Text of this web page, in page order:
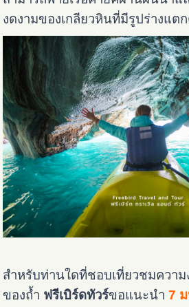
งดงามของเกลียวหินที่มีรูปร่างแต
สำหรับท่านใดที่ชอบเที่ยวชมควา
ของถ้ำ ฟรีเบิร์ดทัวร์ขอแนะนำ7